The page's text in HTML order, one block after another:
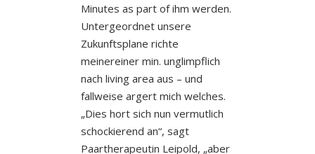
Minutes as part of ihm werden.
Untergeordnet unsere
Zukunftsplane richte
meinereiner min. unglimpflich
nach living area aus – und
fallweise argert mich welches.
„Dies hort sich nun vermutlich
schockierend an“, sagt
Paartherapeutin Leipold, „aber